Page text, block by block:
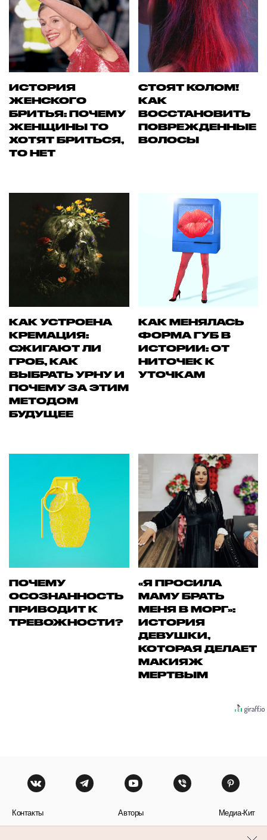
ИСТОРИЯ
ЖЕНСКОГО
БРИТЬЯ: ПОЧЕМУ
ЖЕНЩИНЫ ТО
ХОТЯТ БРИТЬСЯ,
ТО НЕТ
СТОЯТ КОЛОМ!
КАК
ВОССТАНОВИТЬ
ПОВРЕЖДЕННЫЕ
ВОЛОСЫ
КАК УСТРОЕНА
КРЕМАЦИЯ:
СЖИГАЮТ ЛИ
ГРОБ, КАК
ВЫБРАТЬ УРНУ И
ПОЧЕМУ ЗА ЭТИМ
МЕТОДОМ
БУДУЩЕЕ
КАК МЕНЯЛАСЬ
ФОРМА ГУБ В
ИСТОРИИ: ОТ
НИТОЧЕК К
УТОЧКАМ
ПОЧЕМУ
ОСОЗНАННОСТЬ
ПРИВОДИТ К
ТРЕВОЖНОСТИ?
«Я ПРОСИЛА
МАМУ БРАТЬ
МЕНЯ В МОРГ»:
ИСТОРИЯ
ДЕВУШКИ,
КОТОРАЯ ДЕЛАЕТ
МАКИЯЖ
МЕРТВЫМ
Контакты Авторы Медиа-Кит